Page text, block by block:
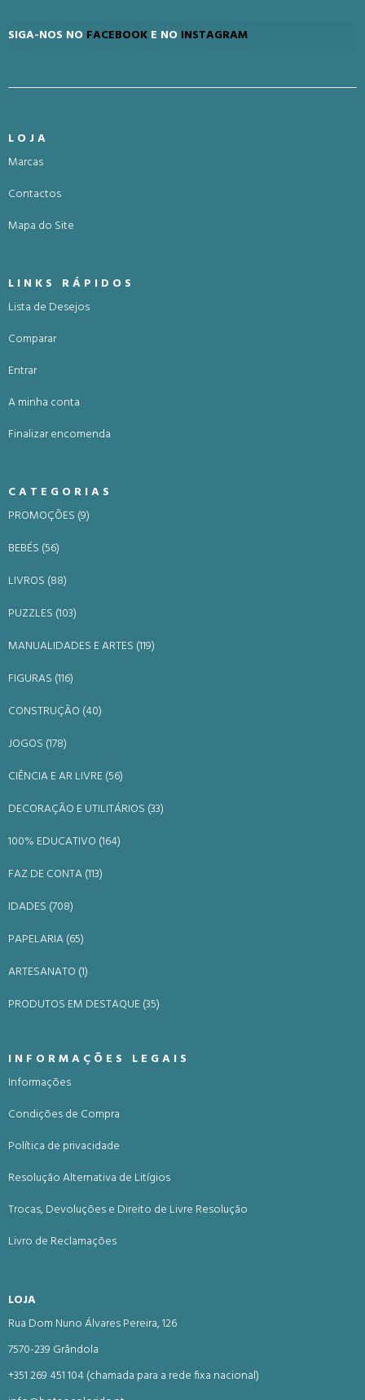
SIGA-NOS NO FACEBOOK E NO INSTAGRAM
LOJA
Marcas
Contactos
Mapa do Site
LINKS RÁPIDOS
Lista de Desejos
Comparar
Entrar
A minha conta
Finalizar encomenda
CATEGORIAS
PROMOÇÕES (9)
BEBÉS (56)
LIVROS (88)
PUZZLES (103)
MANUALIDADES E ARTES (119)
FIGURAS (116)
CONSTRUÇÃO (40)
JOGOS (178)
CIÊNCIA E AR LIVRE (56)
DECORAÇÃO E UTILITÁRIOS (33)
100% EDUCATIVO (164)
FAZ DE CONTA (113)
IDADES (708)
PAPELARIA (65)
ARTESANATO (1)
PRODUTOS EM DESTAQUE (35)
INFORMAÇÕES LEGAIS
Informações
Condições de Compra
Política de privacidade
Resolução Alternativa de Litígios
Trocas, Devoluções e Direito de Livre Resolução
Livro de Reclamações
LOJA
Rua Dom Nuno Álvares Pereira, 126
7570-239 Grândola
+351 269 451 104 (chamada para a rede fixa nacional)